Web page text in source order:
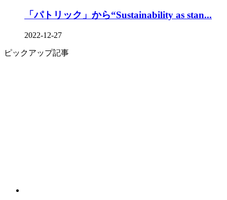
「パトリック」から“Sustainability as stan...
2022-12-27
ピックアップ記事